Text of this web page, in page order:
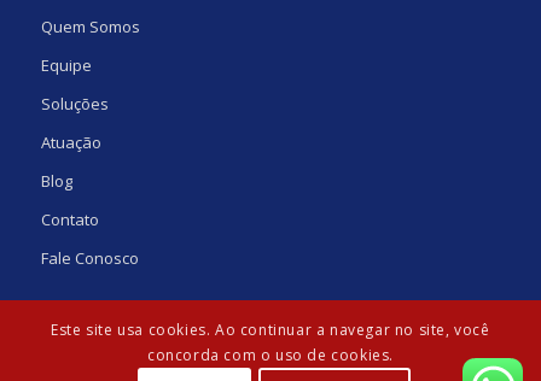
Quem Somos
Equipe
Soluções
Atuação
Blog
Contato
Fale Conosco
Este site usa cookies. Ao continuar a navegar no site, você
concorda com o uso de cookies.